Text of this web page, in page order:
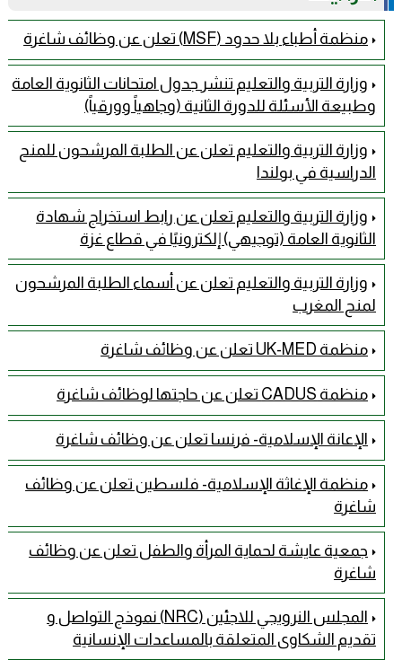
منظمة أطباء بلا حدود (MSF) تعلن عن وظائف شاغرة
وزارة التربية والتعليم تنشر جدول امتحانات الثانوية العامة
وطبيعة الأسئلة للدورة الثانية (وجاهياً وورقياً)
وزارة التربية والتعليم تعلن عن الطلبة المرشحون للمنح
الدراسية في بولندا
وزارة التربية والتعليم تعلن عن رابط استخراج شهادة
الثانوية العامة (توجيهي) إلكترونيًا في قطاع غزة
وزارة التربية والتعليم تعلن عن أسماء الطلبة المرشحون
لمنح المغرب
منظمة UK-MED تعلن عن وظائف شاغرة
منظمة CADUS تعلن عن حاجتها لوظائف شاغرة
الإعانة الإسلامية- فرنسا تعلن عن وظائف شاغرة
منظمة الإغاثة الإسلامية- فلسطين تعلن عن وظائف
شاغرة
جمعية عايشة لحماية المرأة والطفل تعلن عن وظائف
شاغرة
المجلس النرويجي للاجئين (NRC) نموذج التواصل و
تقديم الشكاوى المتعلقة بالمساعدات الإنسانية